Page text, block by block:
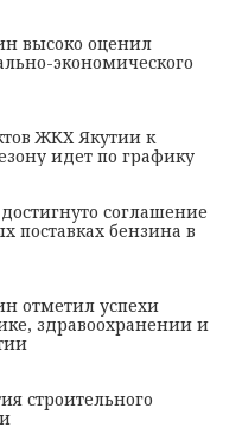
высоко оценил
экономического
ЖКХ Якутии к
идет по графику
соглашение
поставках бензина в
отметил успехи
здравоохранении и
строительного